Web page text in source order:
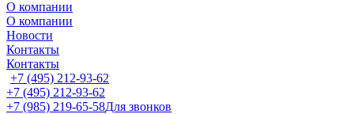
О компании
О компании
Новости
Контакты
Контакты
+7 (495) 212-93-62
+7 (495) 212-93-62
+7 (985) 219-65-58Для звонков